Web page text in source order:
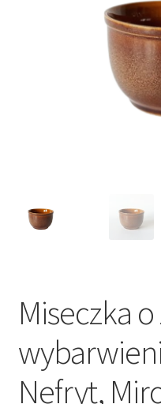
Miseczka
Nefryt,